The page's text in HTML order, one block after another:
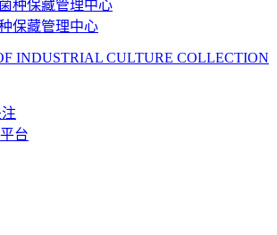
保藏管理中心
INDUSTRIAL CULTURE COLLECTION
台